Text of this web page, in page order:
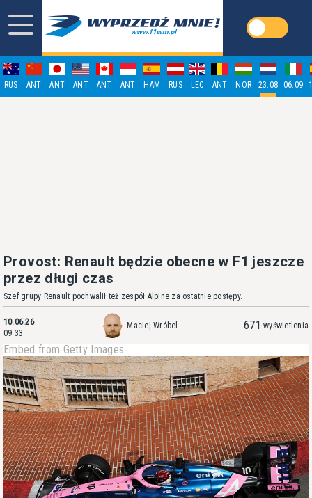
RUS ANT ANT ANT ANT ANT HAM RUS LEC ANT NOR 23.08 06.09
Provost: Renault będzie obecne w F1 jeszcze
przez długi czas
Szef grupy Renault pochwalił też zespół Alpine za ostatnie postępy.
10.06.26
09:33
Maciej Wróbel 671 wyświetlenia
Embed from Getty Images